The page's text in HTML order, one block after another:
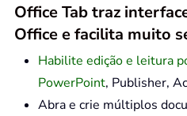
Office Tab traz
Office e facilita muito
Habilite edição e leitura
PowerPoint, Publisher,
Abra e crie múltiplos